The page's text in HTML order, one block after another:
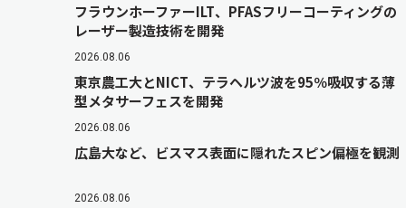
フラウンホーファーILT、PFASフリーコーティングの
レーザー製造技術を開発
2026.08.06
東京農工大とNICT、テラヘルツ波を95％吸収する薄
型メタサーフェスを開発
2026.08.06
広島大など、ビスマス表面に隠れたスピン偏極を観測
2026.08.06